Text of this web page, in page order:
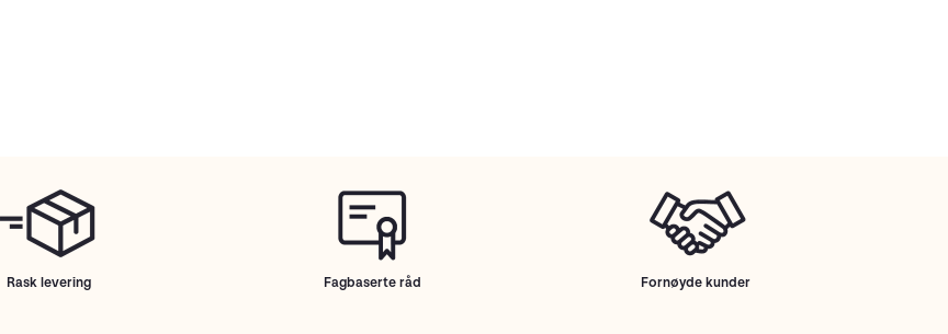
Rask levering Fagbaserte råd Fornøyde kunder